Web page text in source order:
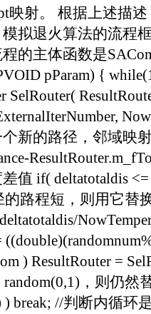
映射。 根据上述描
模拟退火算法的流
的主体函数是
pParam) {
新的路径，邻域映
值 if( deltatotaldis <=
的路程短，则用它替
) ResultRouter =
，则仍然
) break; //判断内循